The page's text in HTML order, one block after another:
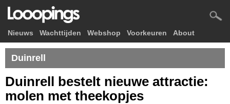
Nieuws Wachttijden Webshop Voorkeuren About
Duinrell
Duinrell bestelt nieuwe attractie:
molen met theekopjes